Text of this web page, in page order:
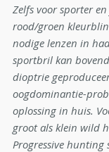
Zelfs voor sporter
rood/groen
nodige lenzen in
sportbril kan
dioptrie
oogdominantie-
oplossing in huis.
groot als klein wild
Progressive hunting